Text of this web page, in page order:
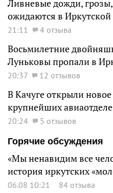
Ливневые дожди,
ожидаются в
21:11 4 отзыва
Восьмилетние
Луньковы пропали в
20:37 12 отзывов
В Качуге открыли
крупнейших
20:24
5 отзывов
Горячие обсуждения
«Мы ненавидим все
история иркутских
06.08 10:21 84 отзыва